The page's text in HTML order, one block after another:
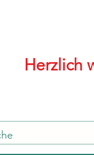
Herzlich